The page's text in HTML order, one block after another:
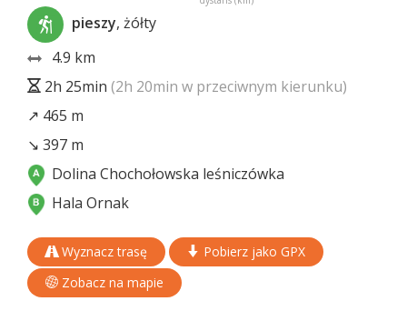
pieszy, żółty
4.9 km
2h 25min (2h 20min w przeciwnym kierunku)
↗ 465 m
↘ 397 m
Dolina Chochołowska leśniczówka
Hala Ornak
Wyznacz trasę
Pobierz jako GPX
Zobacz na mapie